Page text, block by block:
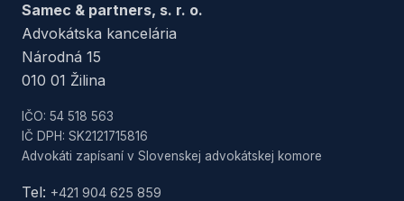
Samec & partners, s. r. o.
Advokátska kancelária
Národná 15
010 01 Žilina
IČO: 54 518 563
IČ DPH: SK2121715816
Advokáti zapísaní v Slovenskej advokátskej komore
Tel: +421 904 625 859